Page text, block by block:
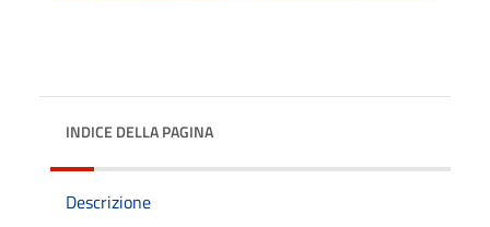
INDICE DELLA PAGINA
Descrizione